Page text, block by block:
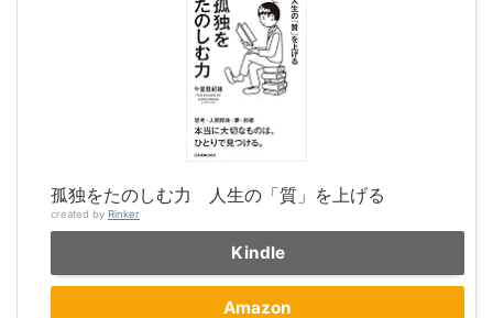
孤独をたのしむ力 人生の「質」を上げる
created by Rinker
Kindle
Amazon